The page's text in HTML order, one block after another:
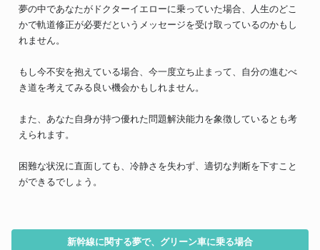
夢の中であなたがドクターイエローに乗っていた場合、人生のどこ
かで軌道修正が必要だというメッセージを受け取っているのかもし
れません。
もし今不安を抱えている場合、今一度立ち止まって、自分の進むべ
き道を考えてみる良い機会かもしれません。
また、あなた自身が持つ優れた問題解決能力を象徴しているとも考
えられます。
困難な状況に直面しても、冷静さを失わず、適切な判断を下すこと
ができるでしょう。
新幹線に関する夢で、グリーン車に乗る場合